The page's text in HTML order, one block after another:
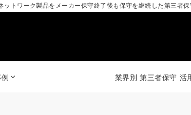
トワーク製品をメーカー保守終了後も保守を継続した第三者保
業界別 第三者保守 活